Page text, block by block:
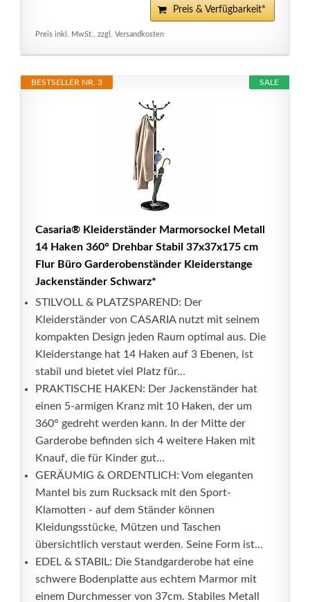
Preis & Verfügbarkeit*
Preis inkl. MwSt., zzgl. Versandkosten
SALE
BESTSELLER NR. 3
Casaria® Kleiderständer Marmorsockel Metall
14 Haken 360° Drehbar Stabil 37x37x175 cm
Flur Büro Garderobenständer Kleiderstange
Jackenständer Schwarz*
STILVOLL & PLATZSPAREND: Der
Kleiderständer von CASARIA nutzt mit seinem
kompakten Design jeden Raum optimal aus. Die
Kleiderstange hat 14 Haken auf 3 Ebenen, ist
stabil und bietet viel Platz für...
PRAKTISCHE HAKEN: Der Jackenständer hat
einen 5-armigen Kranz mit 10 Haken, der um
360° gedreht werden kann. In der Mitte der
Garderobe befinden sich 4 weitere Haken mit
Knauf, die für Kinder gut...
GERÄUMIG & ORDENTLICH: Vom eleganten
Mantel bis zum Rucksack mit den Sport-
Klamotten - auf dem Ständer können
Kleidungsstücke, Mützen und Taschen
übersichtlich verstaut werden. Seine Form ist...
EDEL & STABIL: Die Standgarderobe hat eine
schwere Bodenplatte aus echtem Marmor mit
einem Durchmesser von 37cm. Stabiles Metall